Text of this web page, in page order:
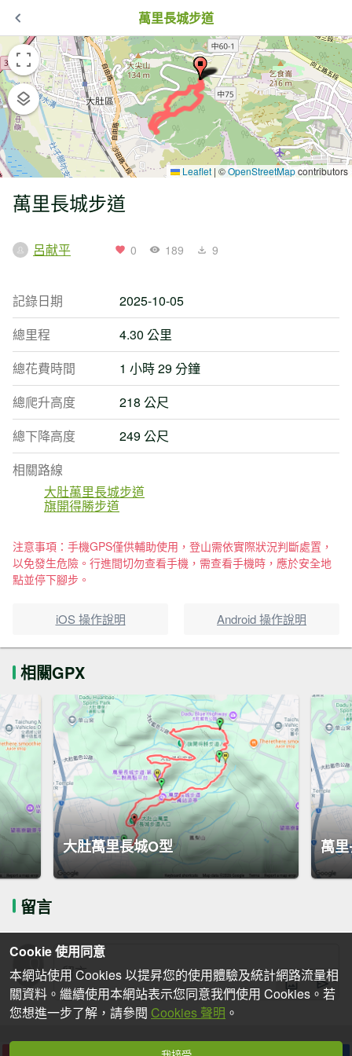
萬里長城步道
Leaflet | ©OpenStreetMapcontributors
萬里長城步道
呂献平 0 189 9
記錄日期
2025-10-05
總里程
4.30 公里
總花費時間
1 小時 29 分鐘
總爬升高度
218 公尺
總下降高度
249 公尺
相關路線
大肚萬里長城步道
旗開得勝步道
注意事項：手機GPS僅供輔助使用，登山需依實際狀況判斷處置，
以免發生危險。行進間切勿查看手機，需查看手機時，應於安全地
點並停下腳步。
iOS 操作說明 Android 操作說明
相關GPX
大肚萬里長城O型 萬
留言
Cookie 使用同意
本網站使用 Cookies 以提昇您的使用體驗及統計網路流量相
關資料。繼續使用本網站表示您同意我們使用 Cookies。若
您想進一步了解，請參閱 Cookies 聲明 。